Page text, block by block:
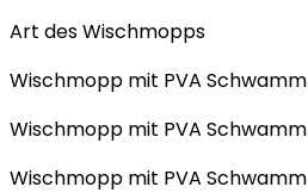
Art des Wischmopps
Wischmopp mit PVA Schwamm
Wischmopp mit PVA Schwamm
Wischmopp mit PVA Schwamm